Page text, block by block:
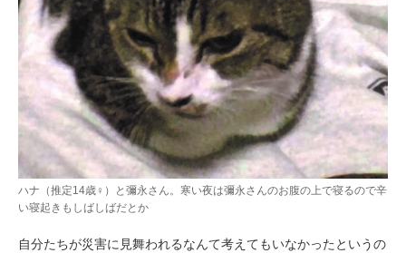
ハナ（推定14歳♀）と彌永さん。寒い夜は彌永さんのお腹の上で寝るので辛
い寝起きもしばしばだとか
自分たちが災害に見舞われるなんて考えてもいなかったというの